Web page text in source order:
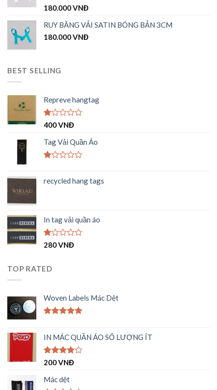
Được
hạng
1.00
5
180.000VNĐ
RUY BĂNG VẢI SATIN BÓNG BẢN 3CM
180.000VNĐ
BEST SELLING
Repreve hangtag
Được
hạng
1.00
5
400VNĐ
Tag Vải Quần Áo
hạng
recycled hang tags
In tag vải quần áo
Được
1.00
280VNĐ
TOP RATED
Woven Labels Mác Dệt
5 sao
IN MÁC QUẦN ÁO SỐ LƯỢNG ÍT
Được
4.005
sao
200VNĐ
Mác dệt